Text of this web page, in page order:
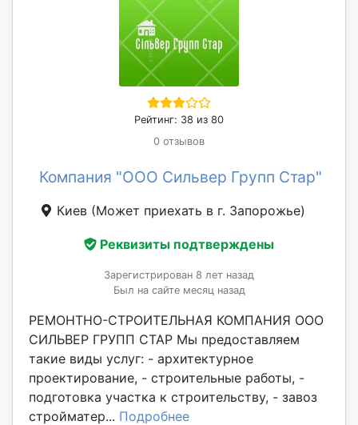
Рейтинг: 38 из 80
0 отзывов
Компания "ООО Сильвер Групп Стар"
Киев (Может приехать в г. Запорожье)
Реквизиты подтверждены
Зарегистрирован 8 лет назад
Был на сайте месяц назад
РЕМОНТНО-СТРОИТЕЛЬНАЯ КОМПАНИЯ ООО
СИЛЬВЕР ГРУПП СТАР Мы предоставляем
такие виды услуг: - архитектурное
проектирование, - строительные работы, -
подготовка участка к строительству, - завоз
стройматер... Подробнее